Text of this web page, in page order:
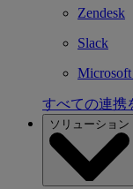
Zendesk
Slack
Microsoft
すべての連携
ソリューション